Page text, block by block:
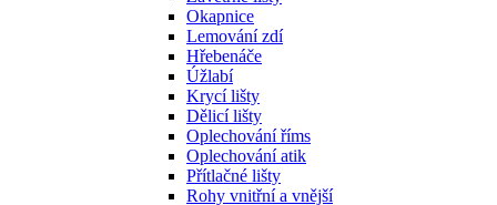
Okapnice
Lemování zdí
Hřebenáče
Úžlabí
Krycí lišty
Dělicí lišty
Oplechování říms
Oplechování atik
Přítlačné lišty
Rohy vnitřní a vnější